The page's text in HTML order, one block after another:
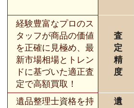
経験豊富なプロのス
タッフが商品の価値
を正確に見極め、最
新市場相場とトレン
ドに基づいた適正査
定で高額買取！
査
定
精
度
遺品整理士資格を持
遺